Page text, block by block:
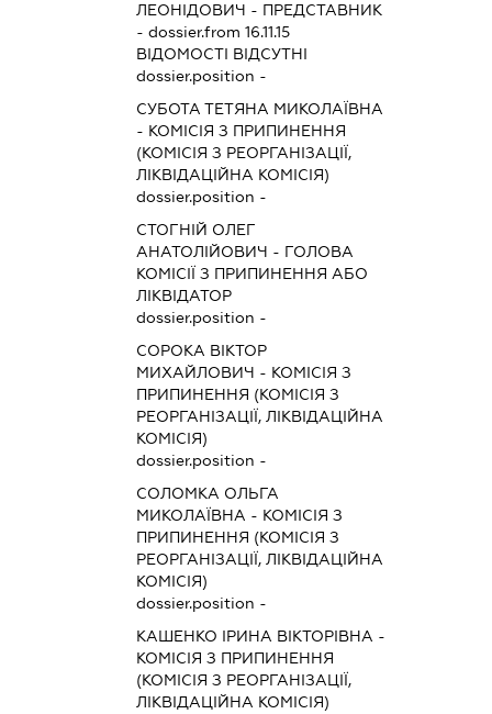
ЛЕОНІДОВИЧ - ПРЕДСТАВНИК
- dossier.from 16.11.15
ВІДОМОСТІ ВІДСУТНІ
dossier.position -
СУБОТА ТЕТЯНА МИКОЛАЇВНА
- КОМІСІЯ З ПРИПИНЕННЯ
(КОМІСІЯ З РЕОРГАНІЗАЦІЇ,
ЛІКВІДАЦІЙНА КОМІСІЯ)
dossier.position -
СТОГНІЙ ОЛЕГ
АНАТОЛІЙОВИЧ - ГОЛОВА
КОМІСІЇ З ПРИПИНЕННЯ АБО
ЛІКВІДАТОР
dossier.position -
СОРОКА ВІКТОР
МИХАЙЛОВИЧ - КОМІСІЯ З
ПРИПИНЕННЯ (КОМІСІЯ З
РЕОРГАНІЗАЦІЇ, ЛІКВІДАЦІЙНА
КОМІСІЯ)
dossier.position -
СОЛОМКА ОЛЬГА
МИКОЛАЇВНА - КОМІСІЯ З
ПРИПИНЕННЯ (КОМІСІЯ З
РЕОРГАНІЗАЦІЇ, ЛІКВІДАЦІЙНА
КОМІСІЯ)
dossier.position -
КАШЕНКО ІРИНА ВІКТОРІВНА -
КОМІСІЯ З ПРИПИНЕННЯ
(КОМІСІЯ З РЕОРГАНІЗАЦІЇ,
ЛІКВІДАЦІЙНА КОМІСІЯ)